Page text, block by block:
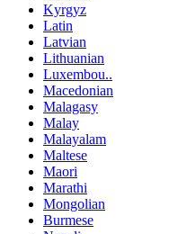
Kyrgyz
Latin
Latvian
Lithuanian
Luxembou..
Macedonian
Malagasy
Malay
Malayalam
Maltese
Maori
Marathi
Mongolian
Burmese